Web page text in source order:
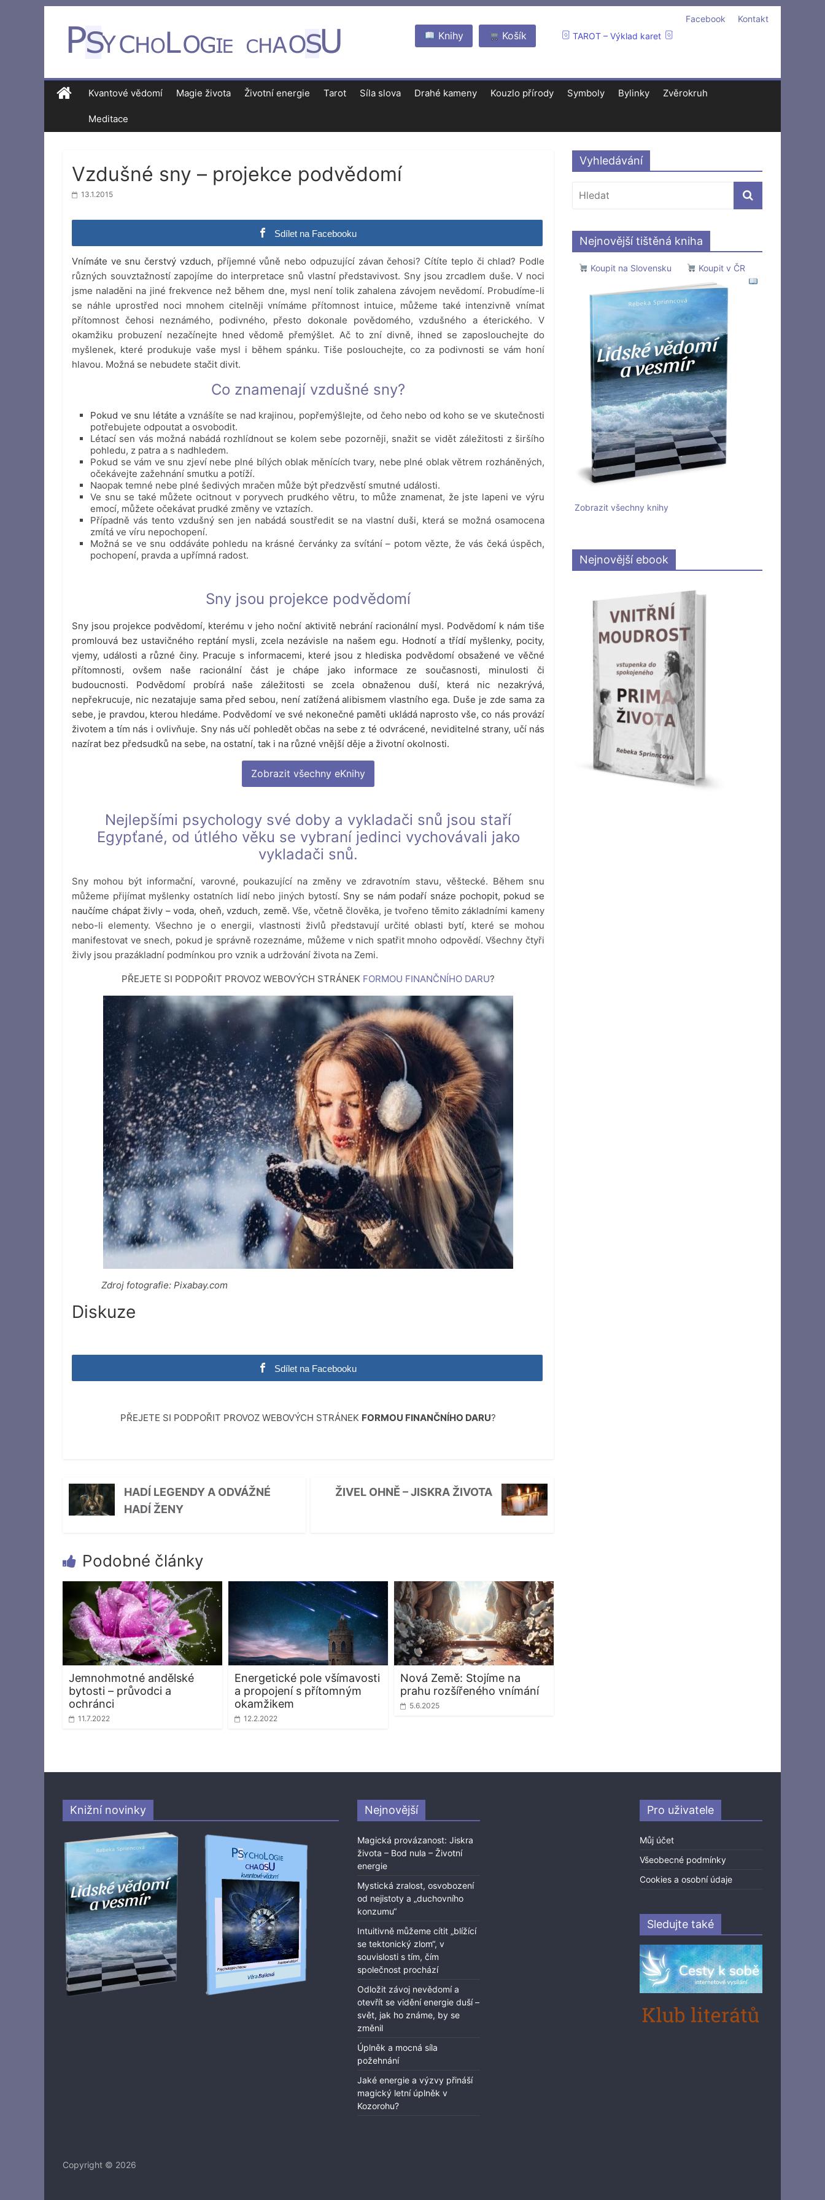
Kontakt
Facebook
TAROT – Výklad karet
Košík
Knihy
Kvantové vědomí Magie života Životní energie Tarot Síla slova Drahé kameny Kouzlo přírody Symboly Bylinky Zvěrokruh
Meditace
Vzdušné sny – projekce podvědomí
13.1.2015
Sdílet na Facebooku
Vnímáte ve snu čerstvý vzduch, příjemné vůně nebo odpuzující závan čehosi? Cítíte teplo či chlad? Podle
různých souvztažností zapojíme do interpretace snů vlastní představivost. Sny jsou zrcadlem duše. V noci
jsme naladěni na jiné frekvence než během dne, mysl není tolik zahalena závojem nevědomí. Probudíme-li
se náhle uprostřed noci mnohem citelněji vnímáme přítomnost intuice, můžeme také intenzivně vnímat
přítomnost čehosi neznámého, podivného, přesto dokonale povědomého, vzdušného a éterického. V
okamžiku probuzení nezačínejte hned vědomě přemýšlet. Ač to zní divně, ihned se zaposlouchejte do
myšlenek, které produkuje vaše mysl i během spánku. Tiše poslouchejte, co za podivnosti se vám honí
hlavou. Možná se nebudete stačit divit.
Co znamenají vzdušné sny?
Pokud ve snu létáte a vznášíte se nad krajinou, popřemýšlejte, od čeho nebo od koho se ve skutečnosti
potřebujete odpoutat a osvobodit.
Létací sen vás možná nabádá rozhlídnout se kolem sebe pozorněji, snažit se vidět záležitosti z širšího
pohledu, z patra a s nadhledem.
Pokud se vám ve snu zjeví nebe plné bílých oblak měnících tvary, nebe plné oblak větrem rozháněných,
očekávejte zažehnání smutku a potíží.
Naopak temné nebe plné šedivých mračen může být předzvěstí smutné události.
Ve snu se také můžete ocitnout v poryvech prudkého větru, to může znamenat, že jste lapeni ve výru
emocí, můžete očekávat prudké změny ve vztazích.
Případně vás tento vzdušný sen jen nabádá soustředit se na vlastní duši, která se možná osamocena
zmítá ve víru nepochopení.
Možná se ve snu oddáváte pohledu na krásné červánky za svítání – potom vězte, že vás čeká úspěch,
pochopení, pravda a upřímná radost.
Sny jsou projekce podvědomí
Sny jsou projekce podvědomí, kterému v jeho noční aktivitě nebrání racionální mysl. Podvědomí k nám tiše
promlouvá bez ustavičného reptání mysli, zcela nezávisle na našem egu. Hodnotí a třídí myšlenky, pocity,
vjemy, události a různé činy. Pracuje s informacemi, které jsou z hlediska podvědomí obsažené ve věčné
přítomnosti, ovšem naše racionální část je chápe jako informace ze současnosti, minulosti či
budoucnosti. Podvědomí probírá naše záležitosti se zcela obnaženou duší, která nic nezakrývá,
nepřekrucuje, nic nezatajuje sama před sebou, není zatížená alibismem vlastního ega. Duše je zde sama za
sebe, je pravdou, kterou hledáme. Podvědomí ve své nekonečné paměti ukládá naprosto vše, co nás provází
životem a tím nás i ovlivňuje. Sny nás učí pohledět občas na sebe z té odvrácené, neviditelné strany, učí nás
nazírat bez předsudků na sebe, na ostatní, tak i na různé vnější děje a životní okolnosti.
Zobrazit všechny eKnihy
Nejlepšími psychology své doby a vykladači snů jsou staří
Egypťané, od útlého věku se vybraní jedinci vychovávali jako
vykladači snů.
Sny mohou být informační, varovné, poukazující na změny ve zdravotním stavu, věštecké. Během snu
můžeme přijímat myšlenky ostatních lidí nebo jiných bytostí. Sny se nám podaří snáze pochopit, pokud se
naučíme chápat živly – voda, oheň, vzduch, země. Vše, včetně člověka, je tvořeno těmito základními kameny
nebo-li elementy. Všechno je o energii, vlastnosti živlů představují určité oblasti bytí, které se mohou
manifestovat ve snech, pokud je správně rozeznáme, můžeme v nich spatřit mnoho odpovědí. Všechny čtyři
živly jsou prazákladní podmínkou pro vznik a udržování života na Zemi.
PŘEJETE SI PODPOŘIT PROVOZ WEBOVÝCH STRÁNEK FORMOU FINANČNÍHO DARU?
Zdroj fotografie: Pixabay.com
Diskuze
Sdílet na Facebooku
PŘEJETE SI PODPOŘIT PROVOZ WEBOVÝCH STRÁNEK FORMOU FINANČNÍHO DARU?
HADÍ LEGENDY A ODVÁŽNÉ
HADÍ ŽENY
ŽIVEL OHNĚ – JISKRA ŽIVOTA
Podobné články
Jemnohmotné andělské
bytosti – průvodci a
ochránci
11.7.2022
Energetické pole všímavosti
a propojení s přítomným
okamžikem
12.2.2022
Nová Země: Stojíme na
prahu rozšířeného vnímání
5.6.2025
Vyhledávání
Nejnovější tištěná kniha
Koupit na Slovensku Koupit v ČR
Zobrazit všechny knihy
Nejnovější ebook
Knižní novinky Nejnovější
Magická provázanost: Jiskra
života – Bod nula – Životní
energie
Mystická zralost, osvobození
od nejistoty a „duchovního
konzumu“
Intuitivně můžeme cítit „blížící
se tektonický zlom“, v
souvislosti s tím, čím
společnost prochází
Odložit závoj nevědomí a
otevřít se vidění energie duší –
svět, jak ho známe, by se
změnil
Úplněk a mocná síla
požehnání
Jaké energie a výzvy přináší
magický letní úplněk v
Kozorohu?
Pro uživatele
Můj účet
Všeobecné podmínky
Cookies a osobní údaje
Sledujte také
Copyright © 2026